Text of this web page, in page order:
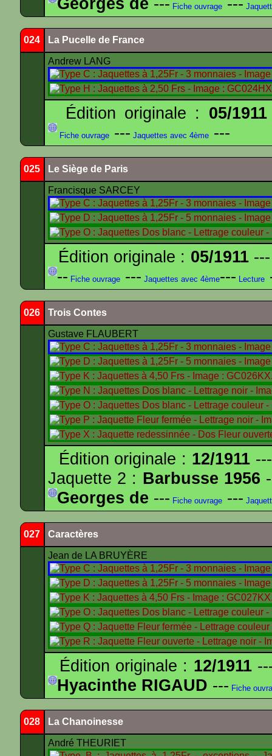
Fiche ouvrage
024 La Pucelle de France
Andrew LANG
Édition originale : 05/1911
Fiche ouvrage --- Jaquettes avec 4ème ---
025 Le Siège de Paris
Francisque SARCEY
Édition originale : 05/1911---
-- Fiche ouvrage --- Jaquettes avec 4ème--- Lecture
026 Trois Contes
Gustave FLAUBERT
Édition originale : 12/1911
Jaquette 2 : Barbusse 1956
Georges de --- Fiche ouvrage ---
027 Caractères
Jean de LA BRUYÈRE
Édition originale : 12/1911
Hyacinthe RIGAUD --- Fiche
028 La Chanoinesse
André THEURIET